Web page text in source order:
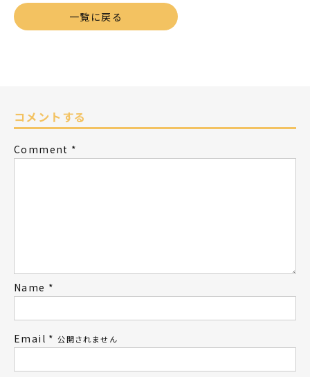
一覧に戻る
コメントする
Comment *
Name *
Email * 公開されません